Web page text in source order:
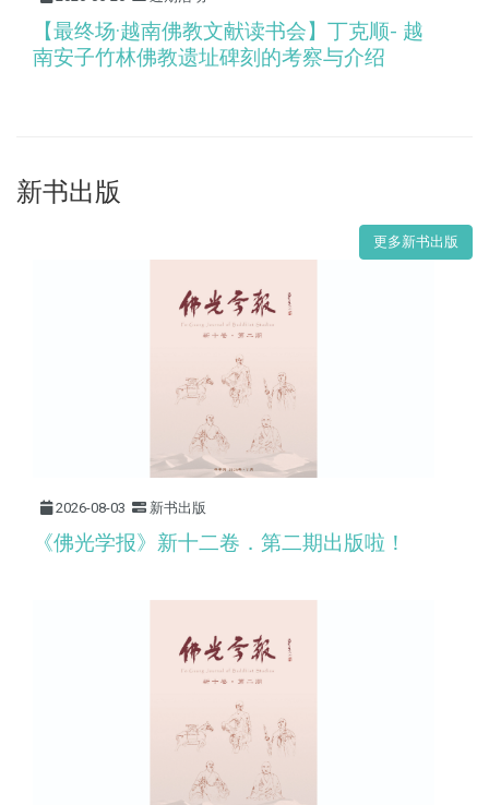
【最终场·越南佛教文献读书会】丁克顺- 越
南安子竹林佛教遗址碑刻的考察与介绍
新书出版
更多新书出版
2026-08-03 新书出版
《佛光学报》新十二卷．第二期出版啦！